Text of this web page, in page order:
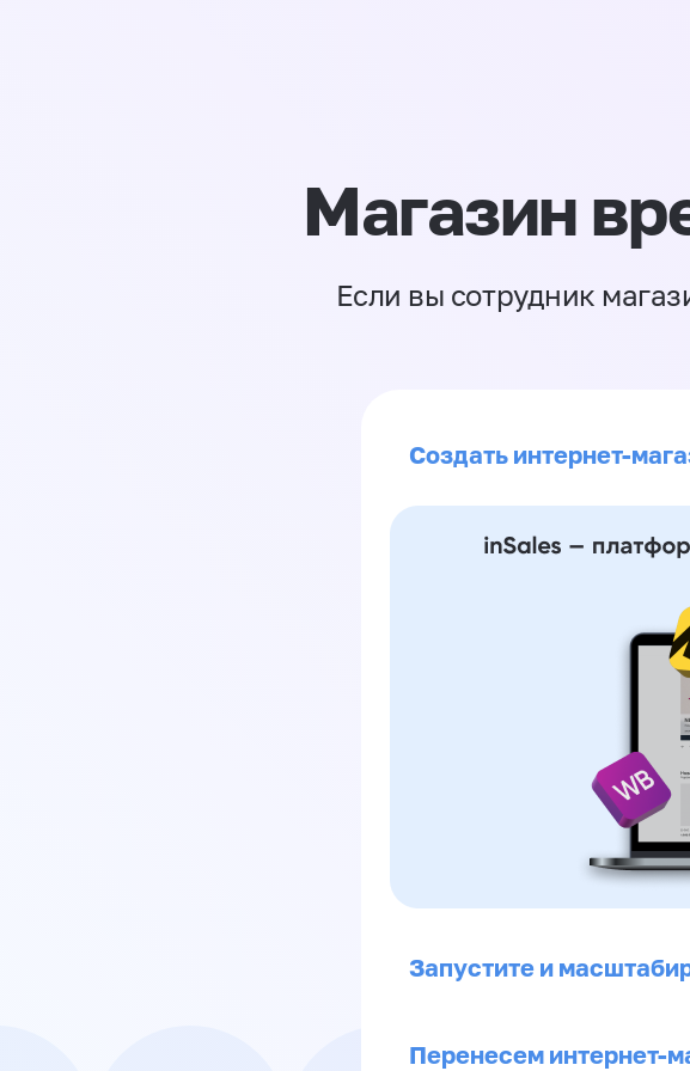
Магазин
Если вы сотрудник
Создать интернет-
Запустите и
Перенесем интернет-